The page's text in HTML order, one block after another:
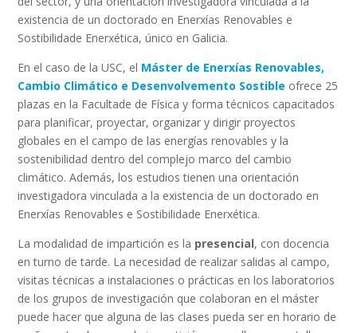
existencia de un doctorado en Enerxías Renovables e
Sostibilidade Enerxética, único en Galicia.
En el caso de la USC, el Máster de Enerxías Renovables,
Cambio Climático e Desenvolvemento Sostible ofrece 25
plazas en la Facultade de Física y forma técnicos capacitados
para planificar, proyectar, organizar y dirigir proyectos
globales en el campo de las energías renovables y la
sostenibilidad dentro del complejo marco del cambio
climático. Además, los estudios tienen una orientación
investigadora vinculada a la existencia de un doctorado en
Enerxías Renovables e Sostibilidade Enerxética.
La modalidad de impartición es la presencial, con docencia
en turno de tarde. La necesidad de realizar salidas al campo,
visitas técnicas a instalaciones o prácticas en los laboratorios
de los grupos de investigación que colaboran en el máster
puede hacer que alguna de las clases pueda ser en horario de